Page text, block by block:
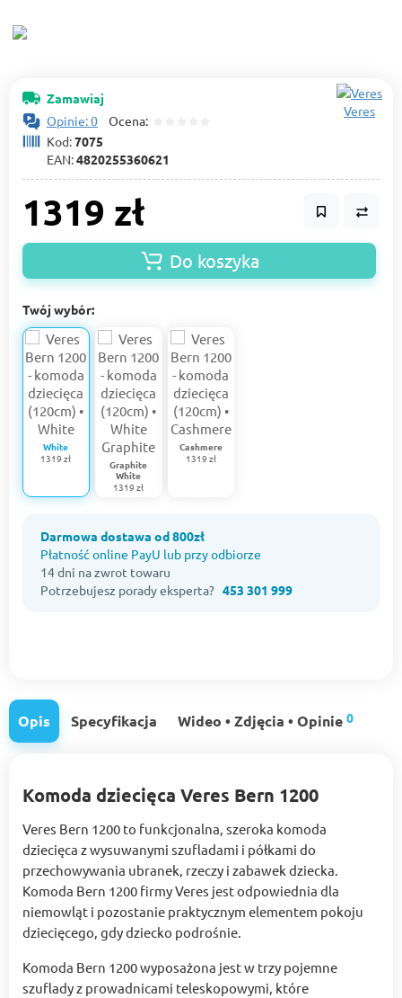
Zamawiaj
Opinie: 0 Ocena:
Kod:7075
EAN:4820255360621
Veres
1319 zł
Do koszyka
Twój wybór:
White
1319 zł
Graphite
White
1319 zł
Cashmere
1319 zł
Darmowa dostawa od 800zł
Płatność online PayU lub przy odbiorze
14 dni na zwrot towaru
Potrzebujesz porady eksperta? 453 301 999
Opis Specyfikacja Wideo • Zdjęcia • Opinie 0
Komoda dziecięca Veres Bern 1200
Veres Bern 1200 to funkcjonalna, szeroka komoda
dziecięca z wysuwanymi szufladami i półkami do
przechowywania ubranek, rzeczy i zabawek dziecka.
Komoda Bern 1200 firmy Veres jest odpowiednia dla
niemowląt i pozostanie praktycznym elementem pokoju
dziecięcego, gdy dziecko podrośnie.
Komoda Bern 1200 wyposażona jest w trzy pojemne
szuflady z prowadnicami teleskopowymi, które